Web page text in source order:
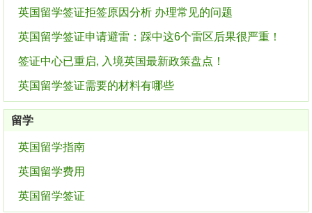
英国留学签证拒签原因分析 办理常见的问题
英国留学签证申请避雷：踩中这6个雷区后果很严重！
签证中心已重启, 入境英国最新政策盘点！
英国留学签证需要的材料有哪些
留学
英国留学指南
英国留学费用
英国留学签证